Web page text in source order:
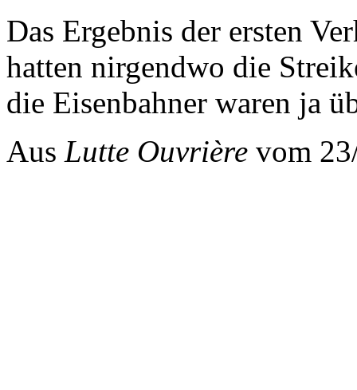
Das Ergebnis der ersten
hatten nirgendwo die
die Eisenbahner waren ja
Aus Lutte Ouvrière vom